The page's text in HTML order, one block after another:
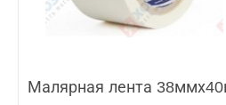
Малярная лента